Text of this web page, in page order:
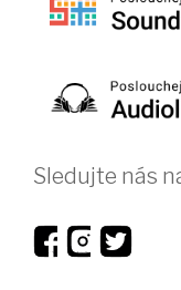
Sledujte nás